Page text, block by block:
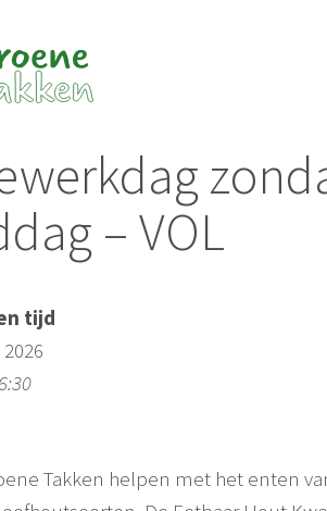
– VOL
tijd
Takken helpen met het enten